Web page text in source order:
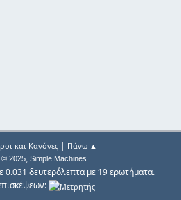
και Κανόνες| Πάνω ▲
© 2025, Simple Machines
0.031 δευτερόλεπτα με 19 ερωτήματα.